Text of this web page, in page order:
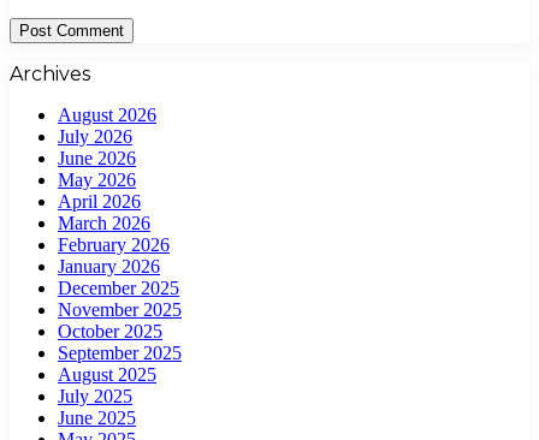
Archives
August 2026
July 2026
June 2026
May 2026
April 2026
March 2026
February 2026
January 2026
December 2025
November 2025
October 2025
September 2025
August 2025
July 2025
June 2025